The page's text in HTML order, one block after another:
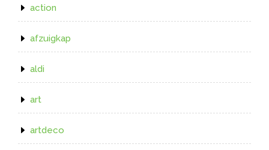
action
afzuigkap
aldi
art
artdeco